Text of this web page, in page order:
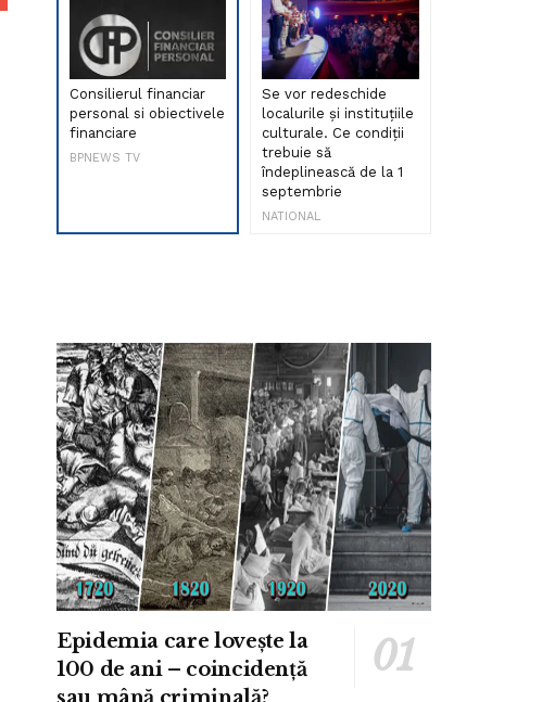
Consilierul financiar
personal si obiectivele
financiare
BPNEWS TV
Se vor redeschide
localurile și instituțiile
culturale. Ce condiții
trebuie să
îndeplinească de la 1
septembrie
NATIONAL
Epidemia care lovește la
100 de ani – coincidență